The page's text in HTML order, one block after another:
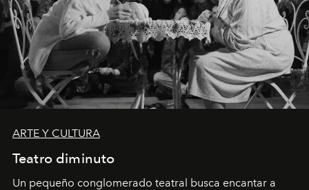
ARTE Y CULTURA
Teatro diminuto
Un pequeño conglomerado teatral busca encantar a